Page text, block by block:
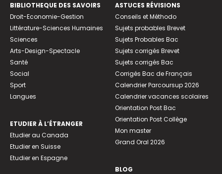
BIBLIOTHEQUE DES SAVOIRS
Droit-Economie-Gestion
Littérature-Sciences Humaines
Sciences
Arts-Design-Spectacle
Santé
Social
Sport
Langues
ETUDIER À L’ÉTRANGER
Etudier au Canada
Etudier en Suisse
Etudier en Espagne
ASTUCES RÉVISIONS
Conseils et Méthodo
Sujets probables Brevet
Sujets Probables Bac
Sujets corrigés Brevet
Sujets corrigés Bac
Corrigés Bac de Français
Calendrier Parcoursup 2026
Calendrier vacances scolaires
Orientation Post Bac
Orientation Post Collège
Mon master
Grand Oral 2026
BLOG